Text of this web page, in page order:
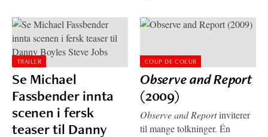
TRAILER
Se Michael
Fassbender innta
scenen i fersk
teaser til Danny
COUP DE COEUR
Observe and Report
(2009)
Observe and Reportinviterer
til mange tolkninger. Én